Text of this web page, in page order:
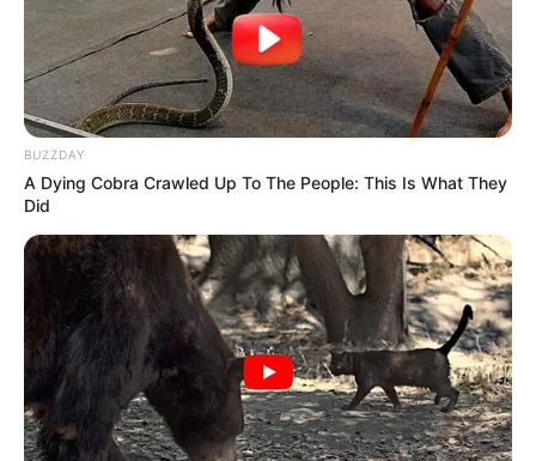
BUZZDAY
A Dying Cobra Crawled Up To The People: This Is What They
Did